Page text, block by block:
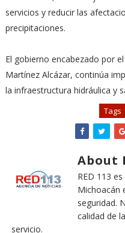
servicios y reducir las
precipitaciones.
El gobierno encabezado por
Martínez Alcázar, continúa
la infraestructura hidráulica y
Tags
About
RED 113
Michoacán
seguridad.
calidad de
servicio.